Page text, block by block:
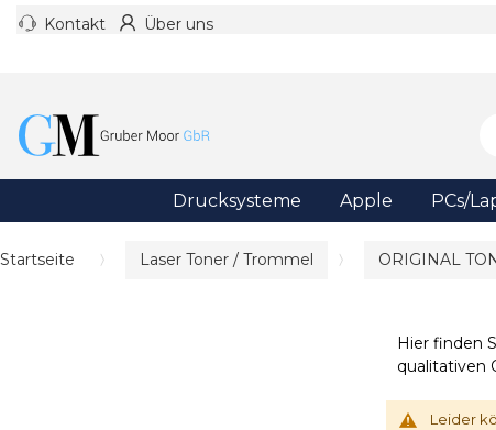
Kontakt Über uns
Drucksysteme Apple PCs/
Startseite Laser Toner / Trommel ORIGINAL
Hier finden
qualitativen
Leider